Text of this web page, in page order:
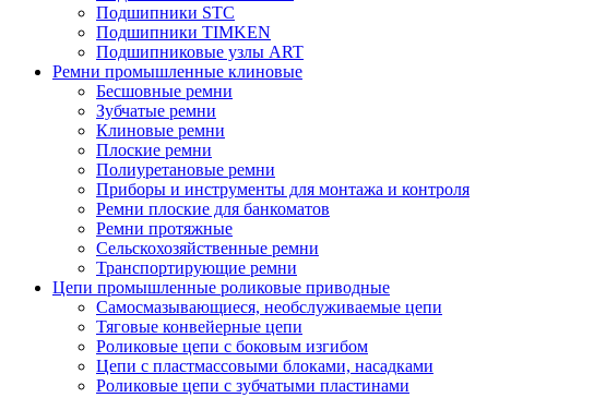
Подшипники STC
Подшипники TIMKEN
Подшипниковые узлы ART
Ремни промышленные клиновые
Бесшовные ремни
Зубчатые ремни
Клиновые ремни
Плоские ремни
Полиуретановые ремни
Приборы и инструменты для монтажа и контроля
Ремни плоские для банкоматов
Ремни протяжные
Сельскохозяйственные ремни
Транспортирующие ремни
Цепи промышленные роликовые приводные
Самосмазывающиеся, необслуживаемые цепи
Тяговые конвейерные цепи
Роликовые цепи с боковым изгибом
Цепи с пластмассовыми блоками, насадками
Роликовые цепи с зубчатыми пластинами